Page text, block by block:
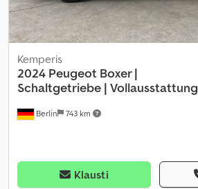
Berlin 743 km
Kemperis
2024 Peugeot Boxer |
Schaltgetriebe | Vollausstattung
Klausti